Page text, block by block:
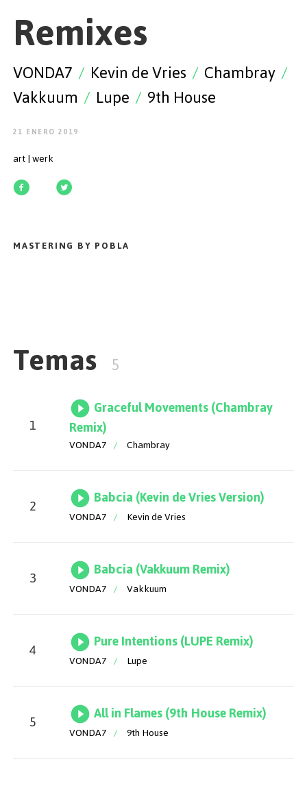
ESPAÑOL/ENGLISH
Remixes
VONDA7 / Kevin de Vries / Chambray /
Vakkuum / Lupe / 9th House
21 ENERO 2019
art | werk
MASTERING BY POBLA
Temas 5
1
Graceful Movements (Chambray
Remix)
VONDA7 / Chambray
2 Babcia (Kevin de Vries Version)
VONDA7 / Kevin de Vries
3 Babcia (Vakkuum Remix)
VONDA7 / Vakkuum
4 Pure Intentions (LUPE Remix)
VONDA7 / Lupe
5 All in Flames (9th House Remix)
VONDA7 / 9th House